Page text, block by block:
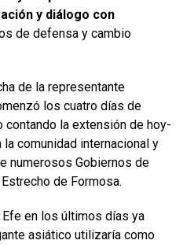
y diálogo con
de defensa y cambio
de la representante
los cuatro días de
la extensión de hoy-
comunidad internacional y
numerosos Gobiernos de
de Formosa.
en los últimos días ya
asiático utilizaría como